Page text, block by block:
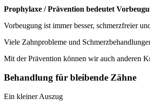
Prophylaxe / Prävention bedeutet
Vorbeugung ist immer besser, schmerzfreier
Viele Zahnprobleme und
Mit der Prävention können wir auch anderen
Behandlung für bleibende Zähne
Ein kleiner Auszug